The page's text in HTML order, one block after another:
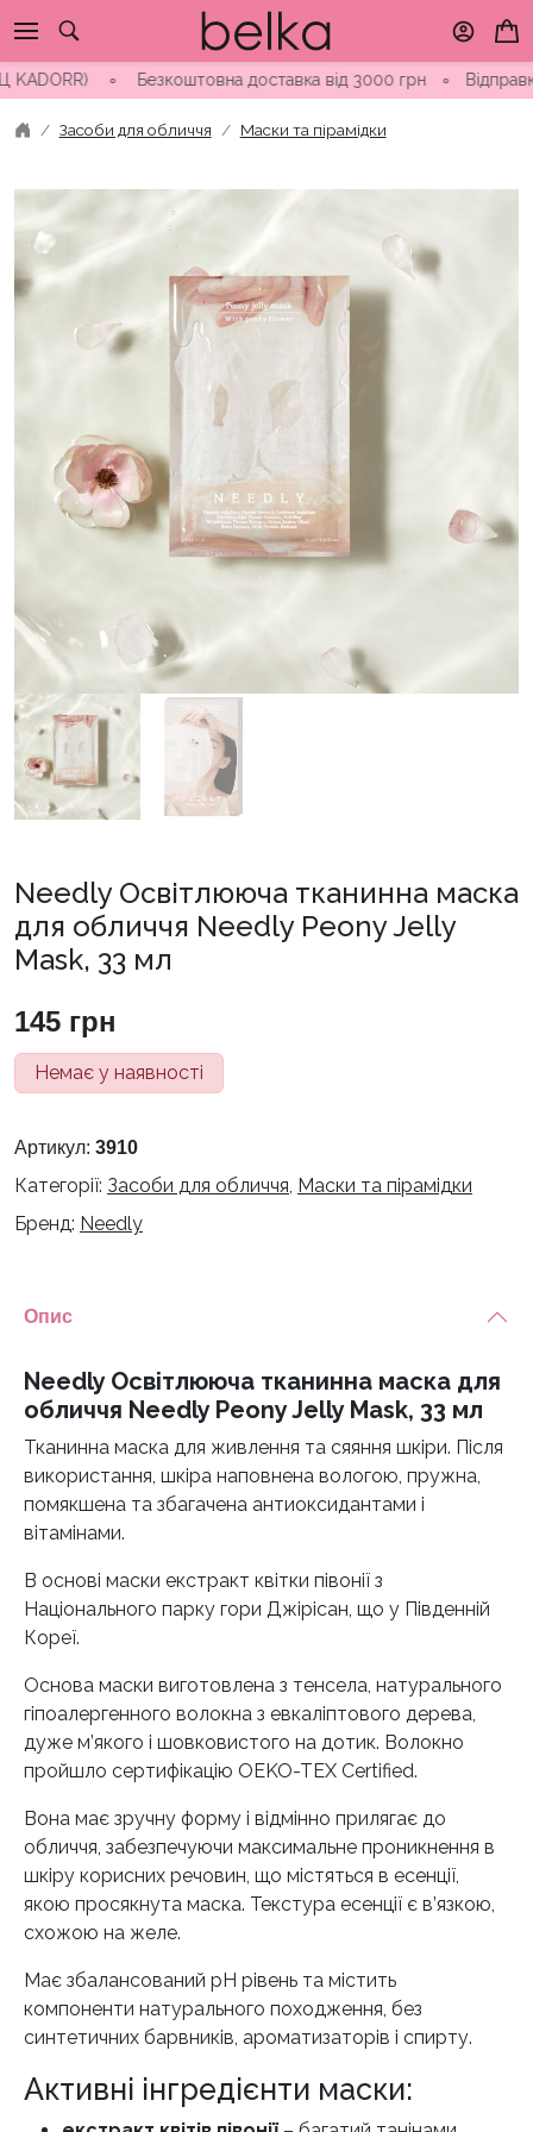
to
content∘ Безкоштовна доставка від 3000 грн∘ Відправка
Засоби для обличчя Маски та пірамідки
Needly Освітлююча тканинна маска
для обличчя Needly Peony Jelly
Mask, 33 мл
145 грн
Немає у наявності
Артикул: 3910
Категорії: Засоби для обличчя, Маски та пірамідки
Бренд: Needly
Опис
Needly Освітлююча тканинна маска для
обличчя Needly Peony Jelly Mask, 33 мл
Тканинна маска для живлення та сяяння шкіри. Після
використання, шкіра наповнена вологою, пружна,
помякшена та збагачена антиоксидантами і
вітамінами.
В основі маски екстракт квітки півонії з
Національного парку гори Джірісан, що у Південній
Кореї.
Основа маски виготовлена ​​з тенсела, натурального
гіпоалергенного волокна з евкаліптового дерева,
дуже м’якого і шовковистого на дотик. Волокно
пройшло сертифікацію OEKO-TEX Certified.
Вона має зручну форму і відмінно прилягає до
обличчя, забезпечуючи максимальне проникнення в
шкіру корисних речовин, що містяться в есенції,
якою просякнута маска. Текстура есенції є в’язкою,
схожою на желе.
Має збалансований рН рівень та містить
компоненти натурального походження, без
синтетичних барвників, ароматизаторів і спирту.
Активні інгредієнти маски: